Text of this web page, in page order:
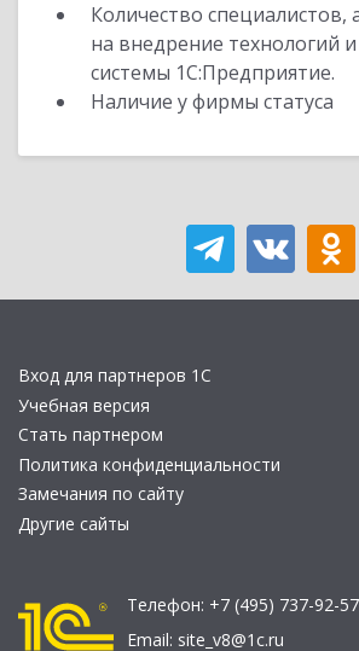
Количество специалистов,
на внедрение технологий
системы 1С:Предприятие.
Наличие у фирмы статуса
Вход для партнеров 1С
Учебная версия
Стать партнером
Политика конфиденциальности
Замечания по сайту
Другие сайты
Телефон: +7 (495) 737-92-57
Email: site_v8@1c.ru